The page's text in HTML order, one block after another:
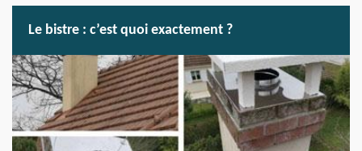
Le bistre : c’est quoi exactement ?